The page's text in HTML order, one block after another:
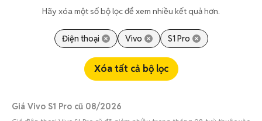
Hãy xóa một số bộ lọc để xem nhiều kết quả hơn.
Điện thoại Vivo S1 Pro
Xóa tất cả bộ lọc
Giá Vivo S1 Pro cũ 08/2026